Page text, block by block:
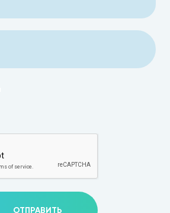
ОТПРАВИТЬ